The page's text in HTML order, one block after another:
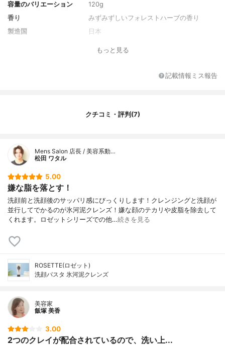
容量のバリエーション
120g
香り
みずみずしいフォレストハーブの香り
製造国
日本
ジオール、ラウリン酸K、カオリン、ソルビ
性プロテオグリカン、ハッカ水、加水分解
DTA-4Na、香料
もっと見る
記載情報ミス報告
クチコミ・評判(7)
Mens Salon 店長 / 美容系動…
松田 ワタル
5.00
嫌な脂を落とす！
洗顔前と洗顔後のサッパリ感にびっくりします！クレンジングと洗顔が
並行してでかるのが氷河泥クレンズ！嫌な顔のテカリや皮脂を除去して
くれます。ロゼットシリーズでの他…続きを見る
ROSETTE(ロゼット)
洗顔パスタ 氷河泥クレンズ
美容家
飯塚 美香
3.00
2つのクレイが配合されているので、洗い上...